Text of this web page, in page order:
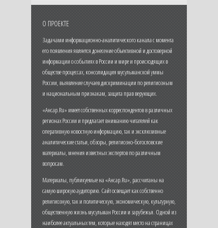
О ПРОЕКТЕ
Задачами информационно-аналитического канала с момента
его появления является донесение объективной и достоверной
информации о событиях в России и мире и происходящих в
обществе процессах, консолидация мусульманской уммы
России, выявление случаев дискриминации по религиозным
и национальным признакам, защита прав верующих.
«Ансар.Ru» имеет собственных корреспондентов в различных
регионах России и предлагает вниманию читателей как
оперативную новостную информацию, так и эксклюзивные
аналитические статьи, обзоры, религиозно-богословские
материалы, мнения известных экспертов по различным
вопросам.
Материалы, публикуемые на «Ансар.Ru», рассчитаны на
самую широкую аудиторию. Сайт освещает как собственно
религиозную, так и политическую, экономическую, культурную,
общественную жизнь мусульман России и зарубежья. Одной из
наиболее актуальных тем, которые находят место на страницах